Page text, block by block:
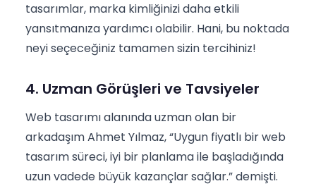
tasarımlar, marka kimliğinizi daha etkili
yansıtmanıza yardımcı olabilir. Hani, bu noktada
neyi seçeceğiniz tamamen sizin tercihiniz!
4. Uzman Görüşleri ve Tavsiyeler
Web tasarımı alanında uzman olan bir
arkadaşım Ahmet Yılmaz, “Uygun fiyatlı bir web
tasarım süreci, iyi bir planlama ile başladığında
uzun vadede büyük kazançlar sağlar.” demişti.